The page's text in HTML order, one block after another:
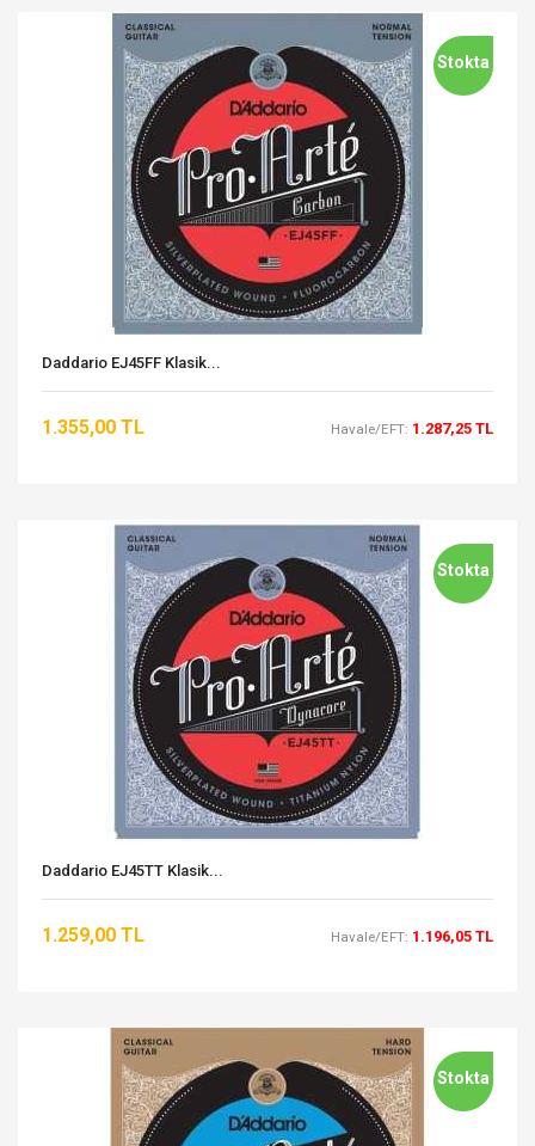
Stokta
Daddario EJ45FF Klasik...
1.355,00 TL Havale/EFT: 1.287,25 TL
Stokta
Daddario EJ45TT Klasik...
1.259,00 TL Havale/EFT: 1.196,05 TL
Stokta